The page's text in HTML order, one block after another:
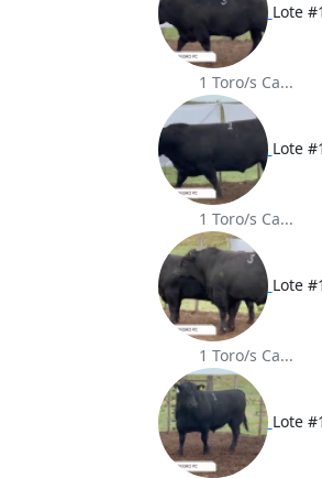
Lote
1 Toro/s Ca...
Lote
1 Toro/s Ca...
Lote
1 Toro/s Ca...
Lote